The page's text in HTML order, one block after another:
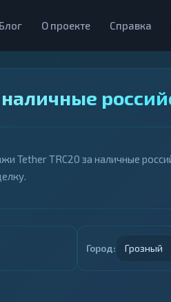
Блог О проекте Справка
Tether TRC20 за наличные
Город: Грозный